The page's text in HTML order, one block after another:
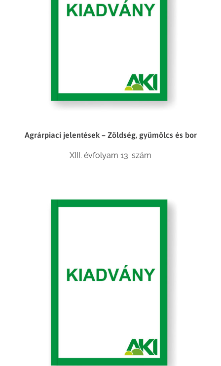
Agrárpiaci jelentések – Zöldség, gyümölcs és bor
XIII. évfolyam 13. szám